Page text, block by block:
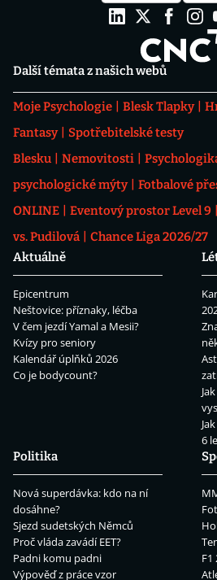
Další témata z našich webů
Moje Psychologie Blesk Tlapky
Fantasy
Spotřebitelské testy
Blesku
Nemovitosti
psychologické mýty
Fotbalové
ONLINE
Eventový prostor Level 9
vs. Pudilová
Chance Liga 2026/27
Aktuálně
Epicentrum
Neštovice: příznaky, léčba
V čem jezdí Yamal a Mesii?
Kvízy pro seniory
Kalendář úplňků 2026
Co je bodycount?
6
Politika
Nová superdávka: kdo na ní
dosáhne?
Sjezd sudetských Němců
Proč vláda zavádí EET?
Padni komu padni
Výpověď z práce vzor
F1